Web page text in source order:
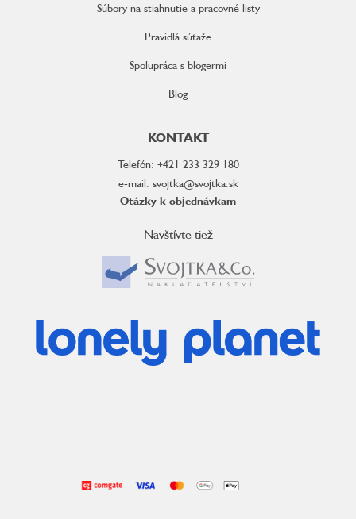
Súbory na stiahnutie a pracovné listy
Pravidlá súťaže
Spolupráca s blogermi
Blog
KONTAKT
Telefón: +421 233 329 180
e-mail: svojtka@svojtka.sk
Otázky k objednávkam
Navštívte tiež